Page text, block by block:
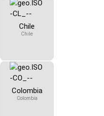
Chile
Chile
Colombia
Colombia